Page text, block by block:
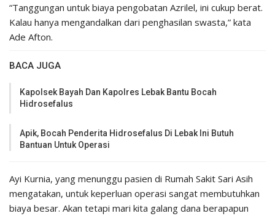
“Tanggungan untuk biaya pengobatan Azrilel, ini cukup berat.
Kalau hanya mengandalkan dari penghasilan swasta,” kata
Ade Afton.
BACA JUGA
Kapolsek Bayah Dan Kapolres Lebak Bantu Bocah
Hidrosefalus
Apik, Bocah Penderita Hidrosefalus Di Lebak Ini Butuh
Bantuan Untuk Operasi
Ayi Kurnia, yang menunggu pasien di Rumah Sakit Sari Asih
mengatakan, untuk keperluan operasi sangat membutuhkan
biaya besar. Akan tetapi mari kita galang dana berapapun